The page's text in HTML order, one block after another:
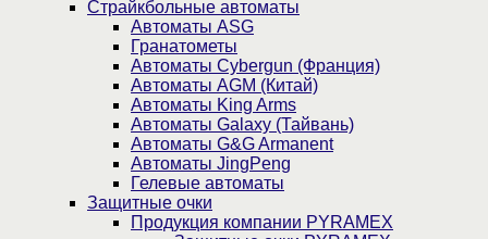
Страйкбольные автоматы
Автоматы ASG
Гранатометы
Автоматы Cybergun (Франция)
Автоматы AGM (Китай)
Автоматы King Arms
Автоматы Galaxy (Тайвань)
Автоматы G&G Armanent
Автоматы JingPeng
Гелевые автоматы
Защитные очки
Продукция компании PYRAMEX